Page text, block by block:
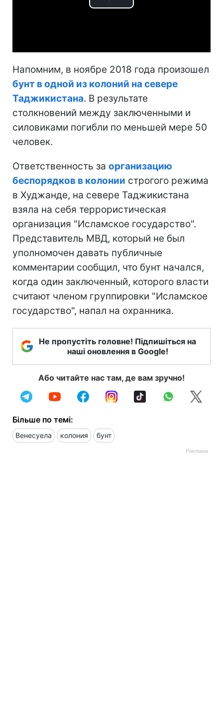
Play
Напомним, в ноябре 2018 года произошел
бунт в одной из колоний на севере
Таджикистана. В результате
столкновений между заключенными и
силовиками погибли по меньшей мере 50
человек.
Ответственность за организацию
беспорядков в колонии строгого режима
в Худжанде, на севере Таджикистана
взяла на себя террористическая
организация "Исламское государство".
Представитель МВД, который не был
уполномочен давать публичные
комментарии сообщил, что бунт начался,
когда один заключенный, которого власти
считают членом группировки "Исламское
государство", напал на охранника.
Не пропустіть головне! Підпишіться на
наші оновлення в Google!
Або читайте нас там, де вам зручно!
Більше по темі:
Венесуела колония бунт